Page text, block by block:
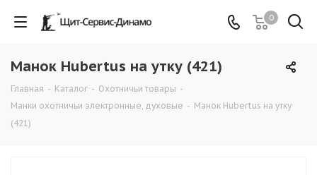
0
Манок Hubertus на утку (421)
Главная - Каталог - Охотничьи товары -
Манки охотничьи электронные, духовые - Манок Hubertus на утку
(421)